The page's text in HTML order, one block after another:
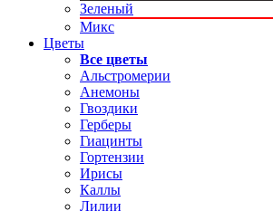
Зеленый
Микс
Цветы
Все цветы
Альстромерии
Анемоны
Гвоздики
Герберы
Гиацинты
Гортензии
Ирисы
Каллы
Лилии